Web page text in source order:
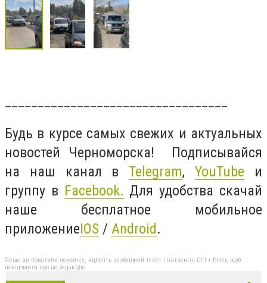
Будь в курсе самых свежих и актуальных
новостей Черноморска! Подписывайся
на наш канал вTelegram,YouTube и
группу в Facebook. Для удобства скачай
наше бесплатное мобильное
приложениеIOS / Android.
Якщо ви помітили помилку, виділіть необхідний текст і натисніть Ctrl + Enter, щоб
повідомити про це редакцію